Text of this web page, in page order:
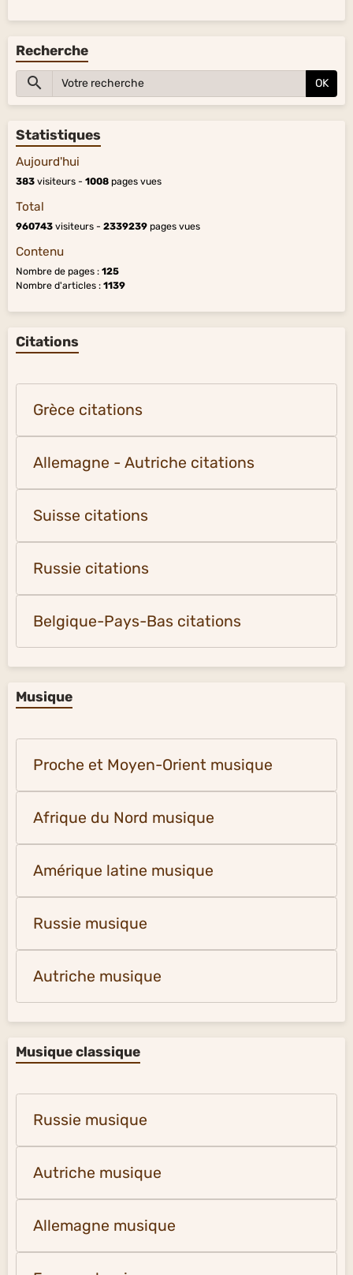
Recherche
OK
Statistiques
Aujourd'hui
383 visiteurs - 1008 pages vues
Total
960743 visiteurs - 2339239 pages vues
Contenu
Nombre de pages : 125
Nombre d'articles : 1139
Citations
Grèce citations
Allemagne - Autriche citations
Suisse citations
Russie citations
Belgique-Pays-Bas citations
Musique
Proche et Moyen-Orient musique
Afrique du Nord musique
Amérique latine musique
Russie musique
Autriche musique
Musique classique
Russie musique
Autriche musique
Allemagne musique